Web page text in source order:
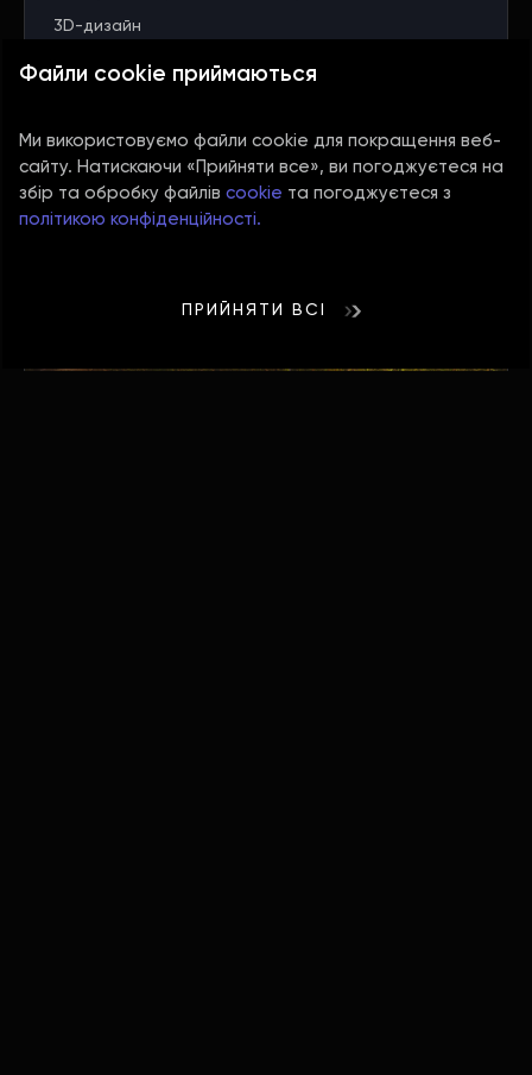
3D-дизайн
06.03.2024
Файли cookie приймаються
Ми використовуємо файли cookie для покращення веб-
сайту. Натискаючи «Прийняти все», ви погоджуєтеся на
збір та обробку файлів cookie та погоджуєтеся з
політикою конфіденційності.
ПРИЙНЯТИ ВСІ